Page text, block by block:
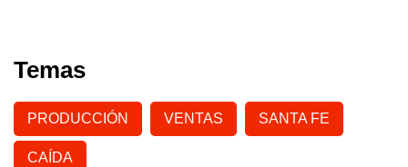
Temas
PRODUCCIÓN VENTAS SANTA FE
CAÍDA